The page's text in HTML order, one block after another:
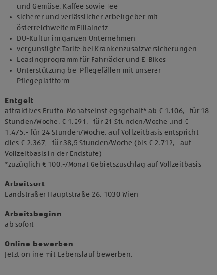
und Gemüse, Kaffee sowie Tee
sicherer und verlässlicher Arbeitgeber mit
österreichweitem Filialnetz
DU-Kultur im ganzen Unternehmen
vergünstigte Tarife bei Krankenzusatzversicherungen
Leasingprogramm für Fahrräder und E-Bikes
Unterstützung bei Pflegefällen mit unserer
Pflegeplattform
Entgelt
attraktives Brutto-Monatseinstiegsgehalt* ab € 1.106,- für 18
Stunden/Woche, € 1.291,- für 21 Stunden/Woche und €
1.475,- für 24 Stunden/Woche, auf Vollzeitbasis entspricht
dies € 2.367,- für 38,5 Stunden/Woche (bis € 2.712,- auf
Vollzeitbasis in der Endstufe)
*zuzüglich € 100,-/Monat Gebietszuschlag auf Vollzeitbasis
Arbeitsort
​Landstraßer Hauptstraße 26, 1030 Wien​
Arbeitsbeginn
​ab sofort​
Online bewerben
Jetzt online mit Lebenslauf bewerben.